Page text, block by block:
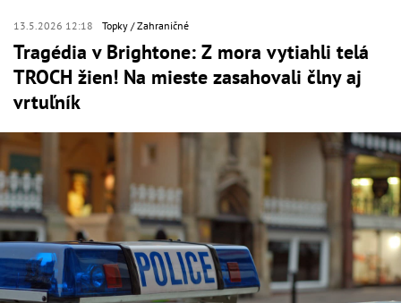
13.5.2026 12:18 Topky Zahraničné
Tragédia v Brightone: Z mora vytiahli telá
TROCH žien! Na mieste zasahovali člny aj
vrtuľník